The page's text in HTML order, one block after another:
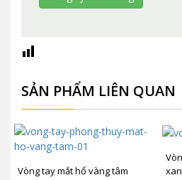
SẢN PHẨM LIÊN QUAN
Vòng tay mắt hổ vàng tâm